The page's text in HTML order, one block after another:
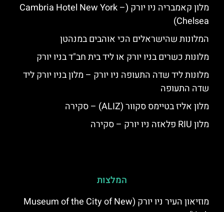
מלון קאמבריה ניו יורק (Cambria Hotel New York –
Chelsea)
המלונות שהישראלים הכי אוהבים במנהטן
מלונות כשרים בניו יורק או ליד בית חב"ד בניו יורק
מלונות ליד שדה התעופה ניו יורק – מלון בניו יורק ליד
שדה התעופה
מלון אליז בטיימס סקוור (ALIZ) – סקירה
מלון RIU פלאזה ניו יורק – סקירה
המלצות
מוזיאון העיר ניו יורק (Museum of the City of New